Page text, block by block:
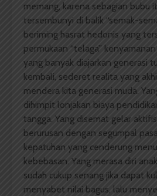
memang, karena sebagian bubu
tersembunyi di balik “semak-
beriming hasrat hedonis yang
permukaan “telaga”
yang banyak diajarkan generasi
kembali, sederet realita yang
mendera kita generasi muda.
dihimpit lonjakan biaya
tangga. Yang disemat gelar
berurusan dengan segumpal
kepatuhan yang cenderung
kebebasan. Yang merasa diri
sudah cukup senang jika dapat
menyabet nilai bagus, lalu